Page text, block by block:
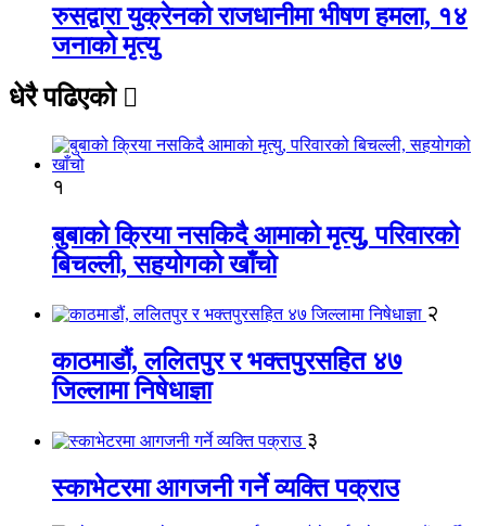
रुसद्वारा युक्रेनको राजधानीमा भीषण हमला, १४
जनाको मृत्यु
धेरै पढिएको
१
बुबाको क्रिया नसकिदै आमाको मृत्यु, परिवारको
बिचल्ली, सहयोगको खाँचो
२
काठमाडौं, ललितपुर र भक्तपुरसहित ४७
जिल्लामा निषेधाज्ञा
३
स्काभेटरमा आगजनी गर्ने व्यक्ति पक्राउ